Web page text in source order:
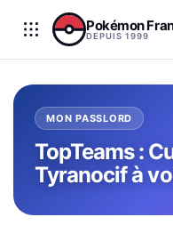
Aller au contenu
Pokémon
DEPUIS 1999
MON PASSLORD
TopTeams :
Tyranocif à